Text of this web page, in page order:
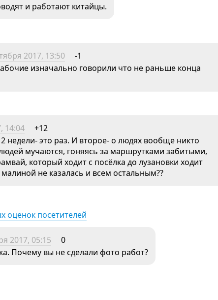
и работают китайцы.
2017, 13:50
-1
изначально говорили что не раньше конца
14:04
+12
недели- это раз. И второе- о людях вообще никто
мучаются, гоняясь за маршрутками забитыми,
который ходит с посёлка до лузановки ходит
не казалась и всем остальным??
оценок посетителей
2017, 05:15
0
Почему вы не сделали фото работ?